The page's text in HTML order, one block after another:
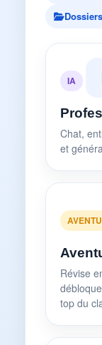
IA
Chat,
et
Révise
top du